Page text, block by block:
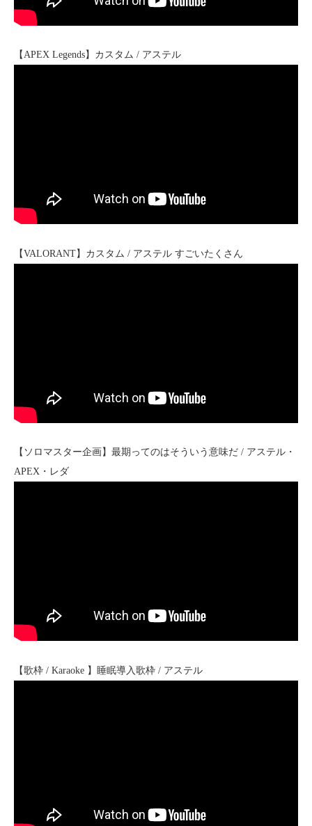
【APEX Legends】カスタム / アステル
【VALORANT】カスタム / アステル すごいたくさん
【ソロマスター企画】最期ってのはそういう意味だ / アステル・
APEX・レダ
【歌枠 / Karaoke 】睡眠導入歌枠 / アステル